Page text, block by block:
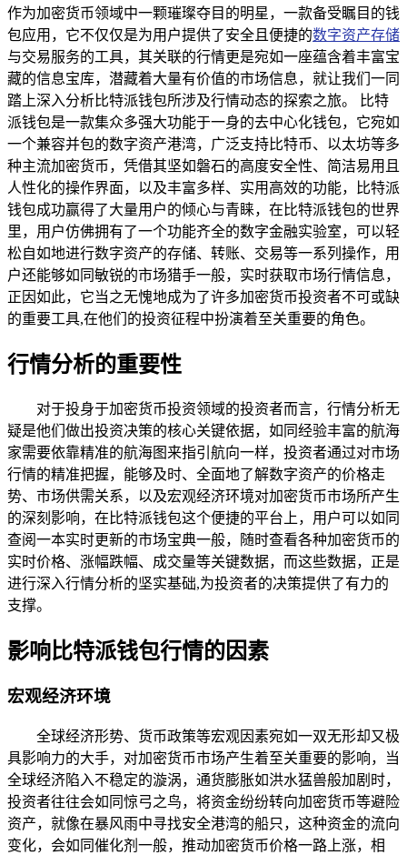
作为加密货币领域中一颗璀璨夺目的明星，一款备受瞩目的钱
包应用，它不仅仅是为用户提供了安全且便捷的数字资产存储
与交易服务的工具，其关联的行情更是宛如一座蕴含着丰富宝
藏的信息宝库，潜藏着大量有价值的市场信息，就让我们一同
踏上深入分析比特派钱包所涉及行情动态的探索之旅。 比特
派钱包是一款集众多强大功能于一身的去中心化钱包，它宛如
一个兼容并包的数字资产港湾，广泛支持比特币、以太坊等多
种主流加密货币，凭借其坚如磐石的高度安全性、简洁易用且
人性化的操作界面，以及丰富多样、实用高效的功能，比特派
钱包成功赢得了大量用户的倾心与青睐，在比特派钱包的世界
里，用户仿佛拥有了一个功能齐全的数字金融实验室，可以轻
松自如地进行数字资产的存储、转账、交易等一系列操作，用
户还能够如同敏锐的市场猎手一般，实时获取市场行情信息，
正因如此，它当之无愧地成为了许多加密货币投资者不可或缺
的重要工具,在他们的投资征程中扮演着至关重要的角色。
行情分析的重要性
对于投身于加密货币投资领域的投资者而言，行情分析无
疑是他们做出投资决策的核心关键依据，如同经验丰富的航海
家需要依靠精准的航海图来指引航向一样，投资者通过对市场
行情的精准把握，能够及时、全面地了解数字资产的价格走
势、市场供需关系，以及宏观经济环境对加密货币市场所产生
的深刻影响，在比特派钱包这个便捷的平台上，用户可以如同
查阅一本实时更新的市场宝典一般，随时查看各种加密货币的
实时价格、涨幅跌幅、成交量等关键数据，而这些数据，正是
进行深入行情分析的坚实基础,为投资者的决策提供了有力的
支撑。
影响比特派钱包行情的因素
宏观经济环境
全球经济形势、货币政策等宏观因素宛如一双无形却又极
具影响力的大手，对加密货币市场产生着至关重要的影响，当
全球经济陷入不稳定的漩涡，通货膨胀如洪水猛兽般加剧时，
投资者往往会如同惊弓之鸟，将资金纷纷转向加密货币等避险
资产，就像在暴风雨中寻找安全港湾的船只，这种资金的流向
变化，会如同催化剂一般，推动加密货币价格一路上涨，相